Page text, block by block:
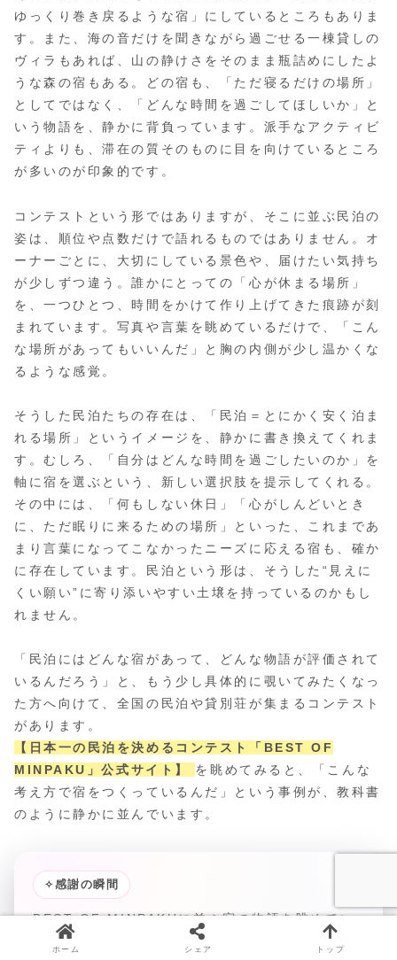
ゆっくり巻き戻るような宿」にしているところもありま
す。また、海の音だけを聞きながら過ごせる一棟貸しの
ヴィラもあれば、山の静けさをそのまま瓶詰めにしたよ
うな森の宿もある。どの宿も、「ただ寝るだけの場所」
としてではなく、「どんな時間を過ごしてほしいか」と
いう物語を、静かに背負っています。派手なアクティビ
ティよりも、滞在の質そのものに目を向けているところ
が多いのが印象的です。
コンテストという形ではありますが、そこに並ぶ民泊の
姿は、順位や点数だけで語れるものではありません。オ
ーナーごとに、大切にしている景色や、届けたい気持ち
が少しずつ違う。誰かにとっての「心が休まる場所」
を、一つひとつ、時間をかけて作り上げてきた痕跡が刻
まれています。写真や言葉を眺めているだけで、「こん
な場所があってもいいんだ」と胸の内側が少し温かくな
るような感覚。
そうした民泊たちの存在は、「民泊＝とにかく安く泊ま
れる場所」というイメージを、静かに書き換えてくれま
す。むしろ、「自分はどんな時間を過ごしたいのか」を
軸に宿を選ぶという、新しい選択肢を提示してくれる。
その中には、「何もしない休日」「心がしんどいとき
に、ただ眠りに来るための場所」といった、これまであ
まり言葉になってこなかったニーズに応える宿も、確か
に存在しています。民泊という形は、そうした“見えに
くい願い”に寄り添いやすい土壌を持っているのかもし
れません。
「民泊にはどんな宿があって、どんな物語が評価されて
いるんだろう」と、もう少し具体的に覗いてみたくなっ
た方へ向けて、全国の民泊や貸別荘が集まるコンテスト
があります。
【日本一の民泊を決めるコンテスト「BEST OF
MINPAKU」公式サイト】 を眺めてみると、「こんな
考え方で宿をつくっているんだ」という事例が、教科書
のように静かに並んでいます。
✧感謝の瞬間
BEST OF MINPAKUに並ぶ宿の物語を眺めてい
ると、「誰かが自分のために、こんな場所を用意
ホーム シェア トップ